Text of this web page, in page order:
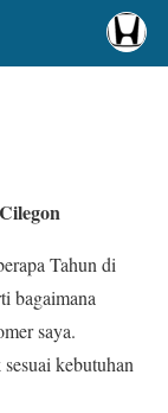
Tahun di
bagaimana
saya.
kebutuhan